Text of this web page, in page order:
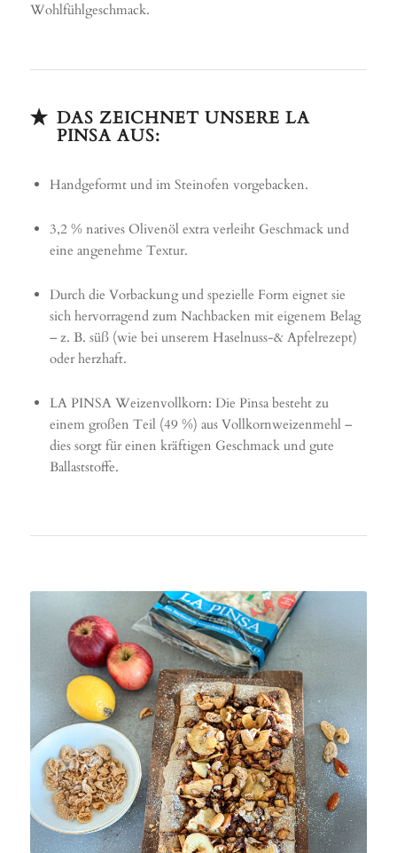
Wohlfühlgeschmack.
DAS ZEICHNET UNSERE LA
PINSA AUS:
Handgeformt und im Steinofen vorgebacken.
3,2 % natives Olivenöl extra verleiht Geschmack und
eine angenehme Textur.
Durch die Vorbackung und spezielle Form eignet sie
sich hervorragend zum Nach­backen mit eigenem Belag
– z. B. süß (wie bei unserem Haselnuss-& Apfelrezept)
oder herzhaft.
LA PINSA Weizenvollkorn: Die Pinsa besteht zu
einem großen Teil (49 %) aus Vollkornweizenmehl –
dies sorgt für einen kräftigen Geschmack und gute
Ballaststoffe.